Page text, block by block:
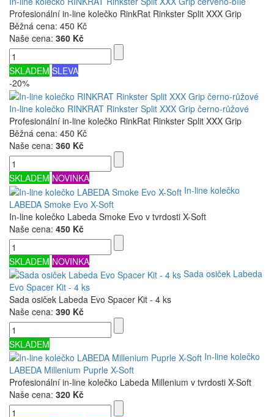
Profesionální in-line kolečko RinkRat Rinkster Split XXX Grip
Běžná cena: 450 Kč
Naše cena: 360 Kč
SKLADEM SLEVA
-20%
In-line kolečko RINKRAT Rinkster Split XXX Grip černo-růžové
Profesionální in-line kolečko RinkRat Rinkster Split XXX Grip
Běžná cena: 450 Kč
Naše cena: 360 Kč
SKLADEM NOVINKA
In-line kolečko
LABEDA Smoke Evo X-Soft
In-line kolečko Labeda Smoke Evo v tvrdosti X-Soft
Naše cena: 450 Kč
SKLADEM NOVINKA
Sada osiček Labeda
Evo Spacer Kit - 4 ks
Sada osiček Labeda Evo Spacer Kit - 4 ks
Naše cena: 390 Kč
SKLADEM
In-line kolečko
LABEDA Millenium Puprle X-Soft
Profesionální in-line kolečko Labeda Millenium v tvrdosti X-Soft
Naše cena: 320 Kč